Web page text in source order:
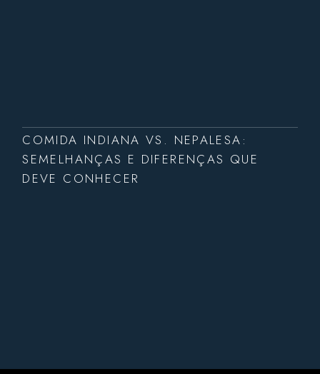
COMIDA INDIANA VS. NEPALESA:
SEMELHANÇAS E DIFERENÇAS QUE
DEVE CONHECER